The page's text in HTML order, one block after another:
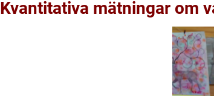
Kvantitativa mätningar om